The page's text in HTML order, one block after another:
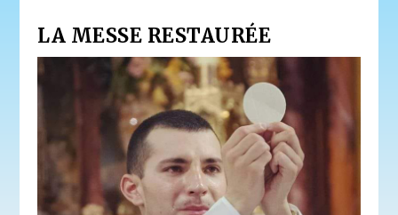
LA MESSE RESTAURÉE